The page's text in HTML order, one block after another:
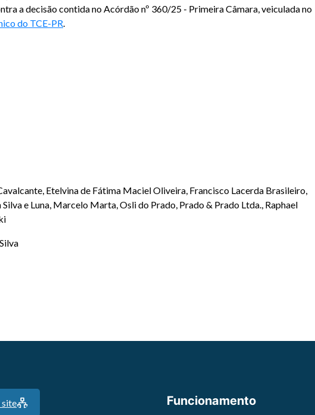
a decisão contida no Acórdão nº 360/25 - Primeira Câmara, veiculada no
do TCE-PR.
Etelvina de Fátima Maciel Oliveira, Francisco Lacerda Brasileiro,
e Luna, Marcelo Marta, Osli do Prado, Prado & Prado Ltda., Raphael
site Funcionamento